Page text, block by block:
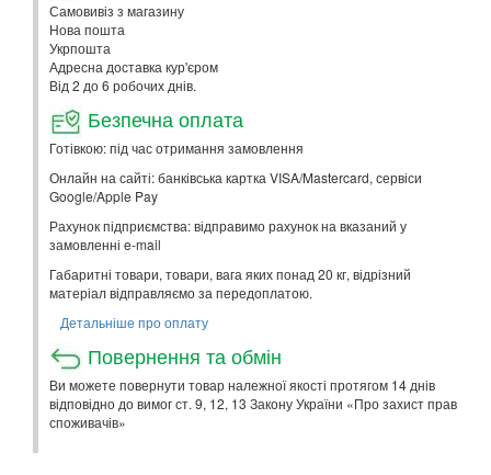
Самовивіз з магазину
Нова пошта
Укрпошта
Адресна доставка кур'єром
Від 2 до 6 робочих днів.
Безпечна оплата
Готівкою: під час отримання замовлення
Онлайн на сайті: банківська картка VISA/Mastercard, сервіси
Google/Apple Pay
Рахунок підприємства: відправимо рахунок на вказаний у
замовленні e-mail
Габаритні товари, товари, вага яких понад 20 кг, відрізний
матеріал відправляємо за передоплатою.
Детальніше про оплату
Повернення та обмін
Ви можете повернути товар належної якості протягом 14 днів
відповідно до вимог ст. 9, 12, 13 Закону України «Про захист прав
споживачів»